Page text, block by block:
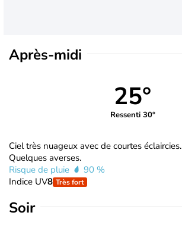
Après-midi
25°
Ressenti 30°
Ciel très nuageux avec de courtes éclaircies.
Quelques averses.
Risque de pluie
90 %
Indice UV8 Très fort
Soir